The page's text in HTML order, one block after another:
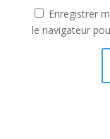
Enregistrer
le navigateur